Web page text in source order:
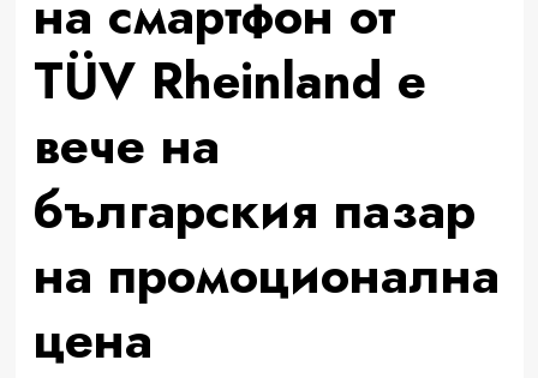
на смартфон от
TÜV Rheinland е
вече на
българския пазар
на промоционална
цена